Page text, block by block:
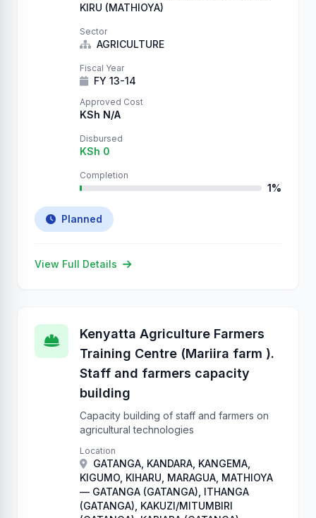
KIRU (MATHIOYA)
Sector
AGRICULTURE
Fiscal Year
FY 13-14
Approved Cost
KSh N/A
Disbursed
KSh 0
Completion
1%
Planned
View Full Details
Kenyatta Agriculture Farmers
Training Centre (Mariira farm ).
Staff and farmers capacity
building
Capacity building of staff and farmers on
agricultural technologies
Location
GATANGA, KANDARA, KANGEMA,
KIGUMO, KIHARU, MARAGUA, MATHIOYA
— GATANGA (GATANGA), ITHANGA
(GATANGA), KAKUZI/MITUMBIRI